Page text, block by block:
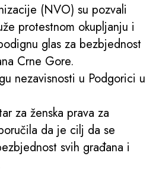
(NVO) su pozvali
protestnom okupljanju i
glas za bezbjednost
Crne Gore.
nezavisnosti u Podgorici u
za ženska prava za
da je cilj da se
svih građana i